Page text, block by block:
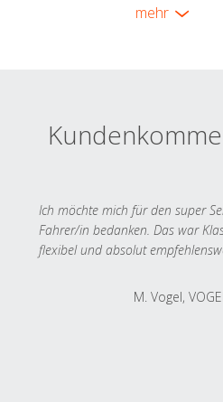
mehr
Ich möchte mich für den super
Fahrer/in bedanken. Das war
flexibel und absolut
M. Vogel,